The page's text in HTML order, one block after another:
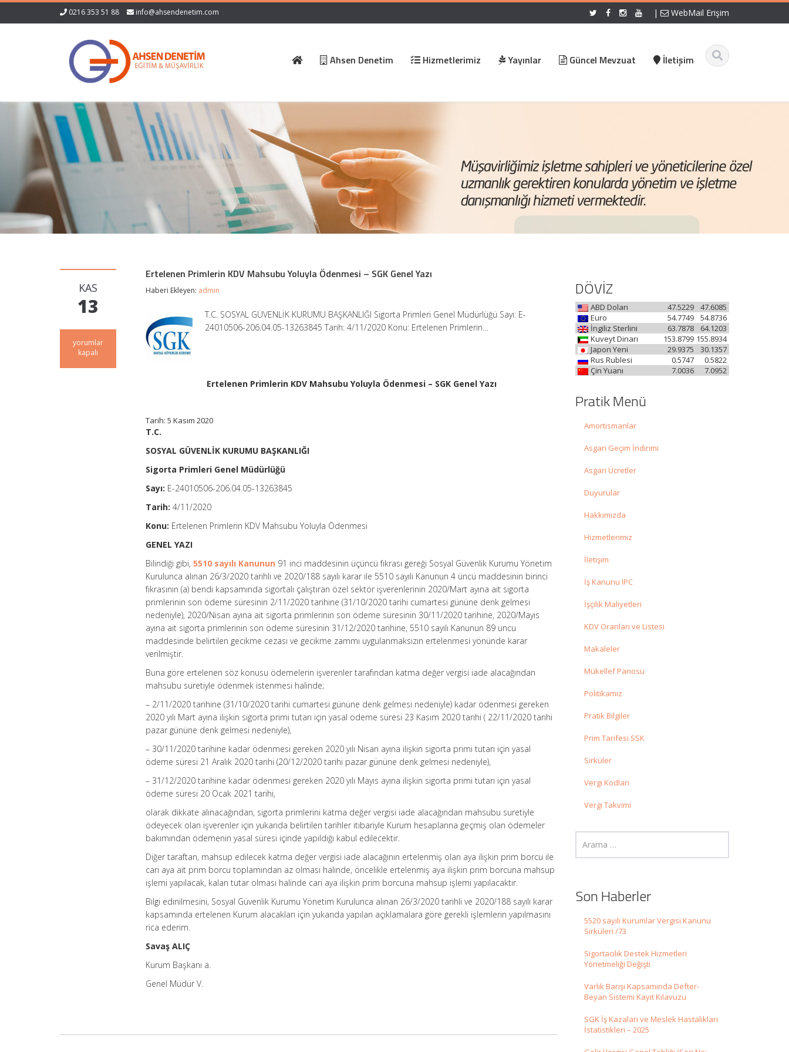
0216 353 51 88 info@ahsendenetim.com | WebMail Erişim
Ahsen Denetim Hizmetlerimiz Yayınlar Güncel Mevzuat İletişim
KAS
13
Ertelenen
Primlerin
yorumlar
kapalı
Ertelenen Primlerin KDV Mahsubu Yoluyla Ödenmesi – SGK Genel Yazı
Haberi Ekleyen: admin
T.C. SOSYAL GÜVENLİK KURUMU BAŞKANLIĞI Sigorta Primleri Genel Müdürlüğü Sayı: E-
24010506-206.04.05-13263845 Tarih: 4/11/2020 Konu: Ertelenen Primlerin…
Ertelenen Primlerin KDV Mahsubu Yoluyla Ödenmesi – SGK Genel Yazı
Tarih: 5 Kasım 2020
T.C.
SOSYAL GÜVENLİK KURUMU BAŞKANLIĞI
Sigorta Primleri Genel Müdürlüğü
Sayı: E-24010506-206.04.05-13263845
Tarih: 4/11/2020
Konu: Ertelenen Primlerin KDV Mahsubu Yoluyla Ödenmesi
GENEL YAZI
Bilindiği gibi,5510 sayılı Kanunun 91 inci maddesinin üçüncü fıkrası gereği Sosyal Güvenlik Kurumu Yönetim
Kurulunca alınan 26/3/2020 tarihli ve 2020/188 sayılı karar ile 5510 sayılı Kanunun 4 üncü maddesinin birinci
fıkrasının (a) bendi kapsamında sigortalı çalıştıran özel sektör işverenlerinin 2020/Mart ayına ait sigorta
primlerinin son ödeme süresinin 2/11/2020 tarihine (31/10/2020 tarihi cumartesi gününe denk gelmesi
nedeniyle), 2020/Nisan ayına ait sigorta primlerinin son ödeme süresinin 30/11/2020 tarihine, 2020/Mayıs
ayına ait sigorta primlerinin son ödeme süresinin 31/12/2020 tarihine, 5510 sayılı Kanunun 89 uncu
maddesinde belirtilen gecikme cezası ve gecikme zammı uygulanmaksızın ertelenmesi yönünde karar
verilmiştir.
Buna göre ertelenen söz konusu ödemelerin işverenler tarafından katma değer vergisi iade alacağından
mahsubu suretiyle ödenmek istenmesi halinde;
– 2/11/2020 tarihine (31/10/2020 tarihi cumartesi gününe denk gelmesi nedeniyle) kadar ödenmesi gereken
2020 yılı Mart ayına ilişkin sigorta primi tutarı için yasal ödeme süresi 23 Kasım 2020 tarihi ( 22/11/2020 tarihi
pazar gününe denk gelmesi nedeniyle),
– 30/11/2020 tarihine kadar ödenmesi gereken 2020 yılı Nisan ayına ilişkin sigorta primi tutarı için yasal
ödeme süresi 21 Aralık 2020 tarihi (20/12/2020 tarihi pazar gününe denk gelmesi nedeniyle),
– 31/12/2020 tarihine kadar ödenmesi gereken 2020 yılı Mayıs ayına ilişkin sigorta primi tutarı için yasal
ödeme süresi 20 Ocak 2021 tarihi,
olarak dikkate alınacağından, sigorta primlerini katma değer vergisi iade alacağından mahsubu suretiyle
ödeyecek olan işverenler için yukarıda belirtilen tarihler itibariyle Kurum hesaplarına geçmiş olan ödemeler
bakımından ödemenin yasal süresi içinde yapıldığı kabul edilecektir.
Diğer taraftan, mahsup edilecek katma değer vergisi iade alacağının ertelenmiş olan aya ilişkin prim borcu ile
cari aya ait prim borcu toplamından az olması halinde, öncelikle ertelenmiş aya ilişkin prim borcuna mahsup
işlemi yapılacak, kalan tutar olması halinde cari aya ilişkin prim borcuna mahsup işlemi yapılacaktır.
Bilgi edinilmesini, Sosyal Güvenlik Kurumu Yönetim Kurulunca alınan 26/3/2020 tarihli ve 2020/188 sayılı karar
kapsamında ertelenen Kurum alacakları için yukarıda yapılan açıklamalara göre gerekli işlemlerin yapılmasını
rica ederim.
Savaş ALIÇ
Kurum Başkanı a.
Genel Müdür V.
DÖVİZ
ABD Doları 47.6085
47.5229
Euro
54.8736
54.7749
İngiliz Sterlini
64.1203
63.7878
Kuveyt Dinarı
155.8934
153.8799
Japon Yeni
30.1357
29.9375
Rus Rublesi
0.5822
0.5747
Çin Yuanı
7.0952
7.0036
Pratik Menü
Amortismanlar
Asgari Geçim İndirimi
Asgari Ücretler
Duyurular
Hakkımızda
Hizmetlerimiz
İletişim
İş Kanunu IPC
İşçilik Maliyetleri
KDV Oranları ve Listesi
Makaleler
Mükellef Panosu
Politikamız
Pratik Bilgiler
Prim Tarifesi SSK
Sirküler
Vergi Kodları
Vergi Takvimi
Son Haberler
5520 sayılı Kurumlar Vergisi Kanunu
Sirküleri /73
Sigortacılık Destek Hizmetleri
Yönetmeliği Değişti
Varlık Barışı Kapsamında Defter-
Beyan Sistemi Kayıt Kılavuzu
SGK İş Kazaları ve Meslek Hastalıkları
İstatistikleri – 2025